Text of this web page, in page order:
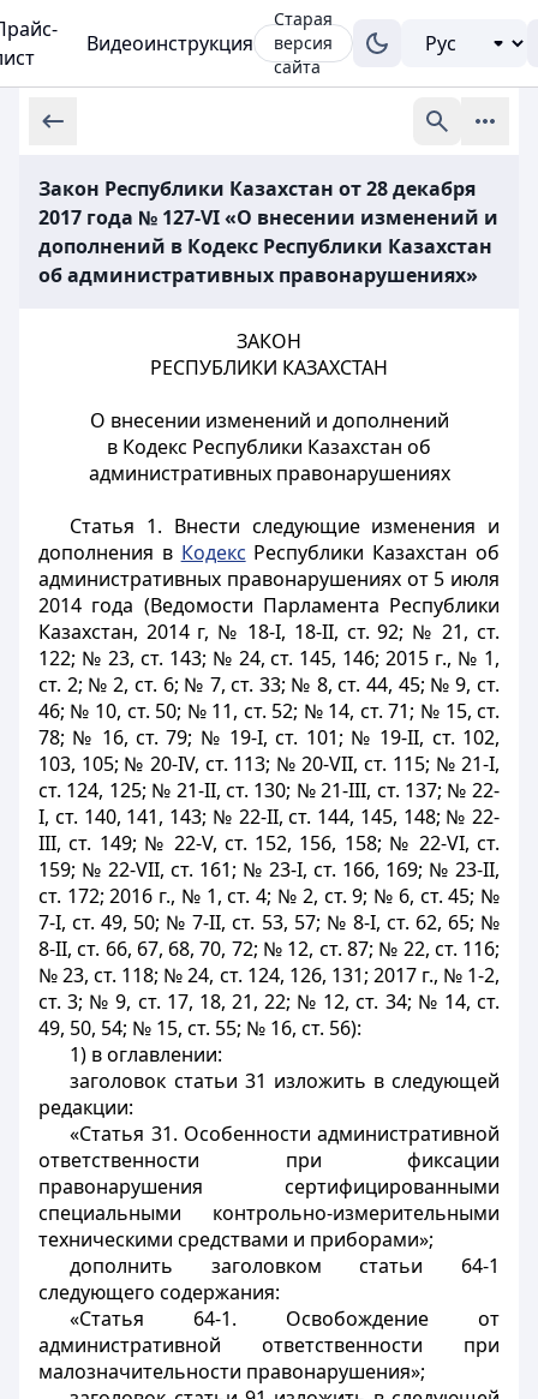
Видеоинструкция
Старая
версия
сайта
Закон Республики Казахстан от 28 декабря
2017 года № 127-VI «О внесении изменений и
дополнений в Кодекс Республики Казахстан
об административных правонарушениях»
ЗАКОН
РЕСПУБЛИКИ КАЗАХСТАН
О внесении изменений и дополнений
в Кодекс Республики Казахстан об
административных правонарушениях
Статья 1. Внести следующие изменения и
дополнения в Кодекс Республики Казахстан об
административных правонарушениях от 5 июля
2014 года (Ведомости Парламента Республики
Казахстан, 2014 г, № 18-I, 18-II, ст. 92; № 21, ст.
122; № 23, ст. 143; № 24, ст. 145, 146; 2015 г., № 1,
ст. 2; № 2, ст. 6; № 7, ст. 33; № 8, ст. 44, 45; № 9, ст.
46; № 10, ст. 50; № 11, ст. 52; № 14, ст. 71; № 15, ст.
78; № 16, ст. 79; № 19-I, ст. 101; № 19-II, ст. 102,
103, 105; № 20-IV, ст. 113; № 20-VII, ст. 115; № 21-I,
ст. 124, 125; № 21-II, ст. 130; № 21-III, ст. 137; № 22-
I, ст. 140, 141, 143; № 22-II, ст. 144, 145, 148; № 22-
III, ст. 149; № 22-V, ст. 152, 156, 158; № 22-VI, ст.
159; № 22-VII, ст. 161; № 23-I, ст. 166, 169; № 23-II,
ст. 172; 2016 г., № 1, ст. 4; № 2, ст. 9; № 6, ст. 45; №
7-I, ст. 49, 50; № 7-II, ст. 53, 57; № 8-I, ст. 62, 65; №
8-II, ст. 66, 67, 68, 70, 72; № 12, ст. 87; № 22, ст. 116;
№ 23, ст. 118; № 24, ст. 124, 126, 131; 2017 г., № 1-2,
ст. 3; № 9, ст. 17, 18, 21, 22; № 12, ст. 34; № 14, ст.
49, 50, 54; № 15, ст. 55; № 16, ст. 56):
1) в оглавлении:
заголовок статьи 31 изложить в следующей
редакции:
«Статья 31. Особенности административной
ответственности при фиксации
правонарушения сертифицированными
специальными контрольно-измерительными
техническими средствами и приборами»;
дополнить заголовком статьи 64-1
следующего содержания:
«Статья 64-1. Освобождение от
административной ответственности при
малозначительности правонарушения»;